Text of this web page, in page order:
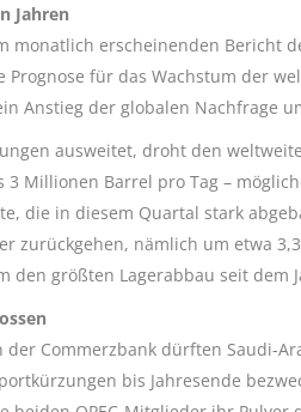
Jahren
monatlich erscheinenden Bericht
Prognose für das Wachstum der
Anstieg der globalen Nachfrage
ausweitet, droht den
Millionen Barrel pro Tag –
die in diesem Quartal stark
zurückgehen, nämlich um etwa
den größten Lagerabbau seit dem
Commerzbank dürften Saudi-
bis Jahresende